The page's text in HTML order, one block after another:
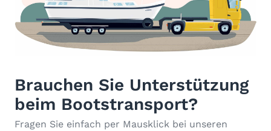
Brauchen Sie Unterstützung
beim Bootstransport?
Fragen Sie einfach per Mausklick bei unseren